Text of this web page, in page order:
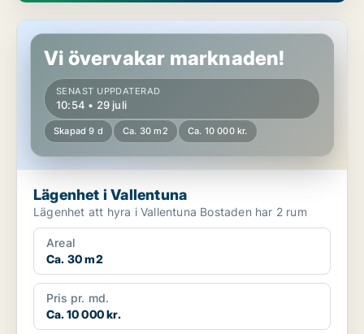
Lägenhet i Vallentuna
Vi övervakar marknaden!
SENAST UPPDATERAD
10:54 • 29 juli
Skapad 9 d Ca. 30 m2 Ca. 10 000 kr.
Lägenhet i Vallentuna
Lägenhet att hyra i Vallentuna Bostaden har 2 rum
Areal
Ca. 30 m2
Pris pr. md.
Ca. 10 000 kr.